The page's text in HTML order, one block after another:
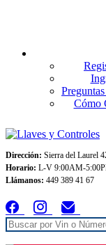
Cómo
Dirección: Sierra del Laurel
Horario: L-V 9:00AM-
Llámanos: 449 389 41 67